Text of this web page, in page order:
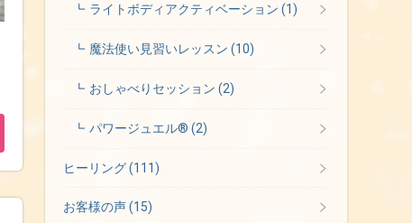
ライトボディアクティベーション(1)
魔法使い見習いレッスン(10)
おしゃべりセッション(2)
パワージュエル®(2)
ヒーリング(111)
お客様の声(15)